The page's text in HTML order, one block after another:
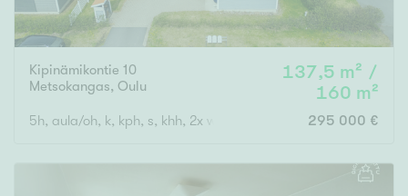
Kipinämikontie 10
Metsokangas, Oulu
137,5 m² /
160 m²
5h, aula/oh, k, kph, s, khh, 2x wc, ter., parv., vh, var, ak
295 000 €